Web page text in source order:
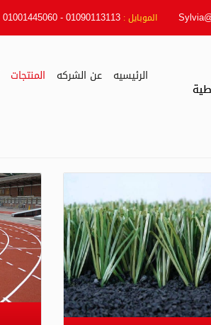
الموبايل : 01090113113 - 01001445060 - 01200161781
الرئيسيه عن الشركه المنتجات